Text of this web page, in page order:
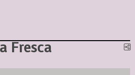
Fresca